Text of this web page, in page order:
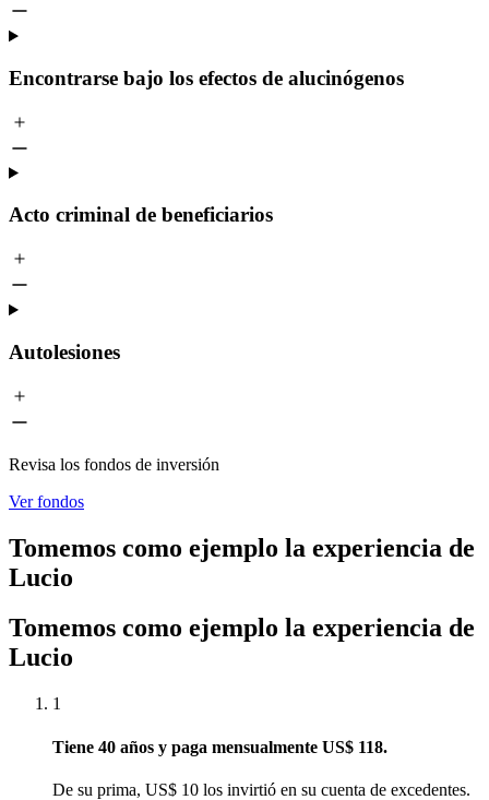
Encontrarse bajo los efectos de alucinógenos
Acto criminal de beneficiarios
Autolesiones
Revisa los fondos de inversión
Ver fondos
Tomemos como ejemplo la experiencia de
Lucio
Tomemos como ejemplo la experiencia de
Lucio
1
Tiene 40 años y paga mensualmente US$ 118.
De su prima, US$ 10 los invirtió en su cuenta de excedentes.